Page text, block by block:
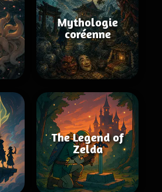
Mythologie
coréenne
The Legend of
Zelda